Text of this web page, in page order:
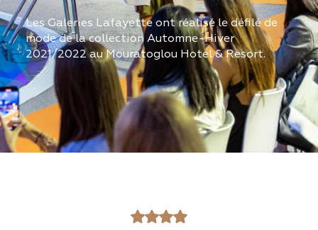
Les Galeries Lafayette ont réalisé le défilé de
mode de la collection Automne-Hiver
2021/2022 au Mouratoglou Hotel & Resort.